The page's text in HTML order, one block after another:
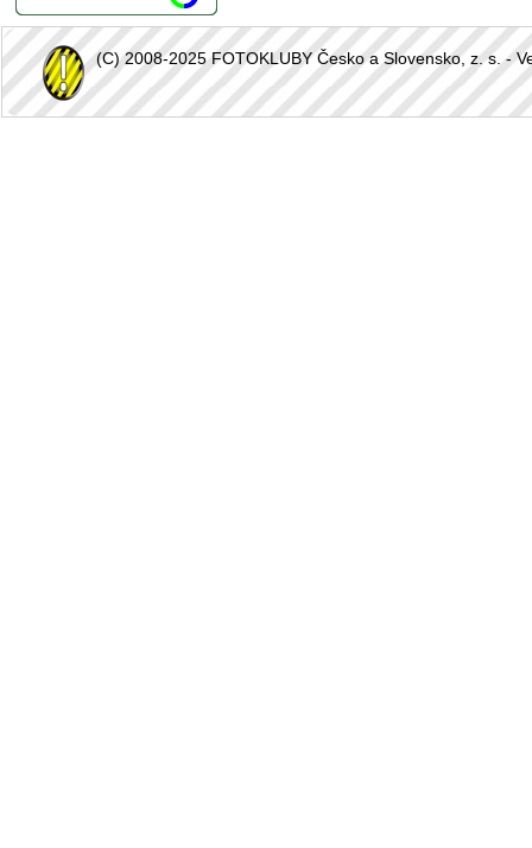
(C) 2008-2025 FOTOKLUBY Česko a Slovensko, z. s. -